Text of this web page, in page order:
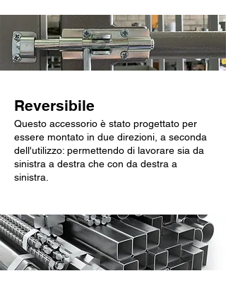
Reversibile
Questo accessorio è stato progettato per
essere montato in due direzioni, a seconda
dell'utilizzo: permettendo di lavorare sia da
sinistra a destra che con da destra a
sinistra.